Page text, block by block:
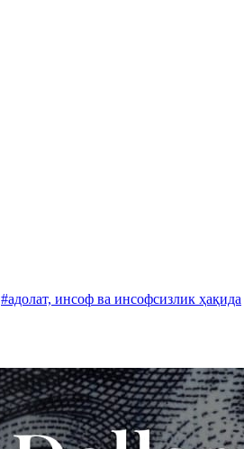
#адолат, инсоф ва инсофсизлик ҳақида